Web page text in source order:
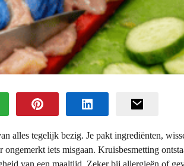
alles tegelijk bezig. Je pakt ingrediënten,
iets misgaan. Kruisbesmetting